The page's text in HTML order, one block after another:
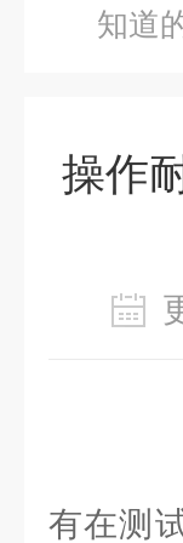
知道
操作
操
有在测